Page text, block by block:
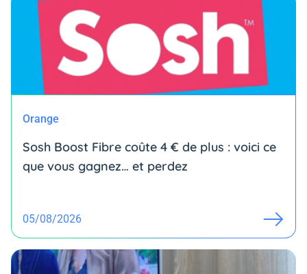
Orange
Sosh Boost Fibre coûte 4 € de plus : voici ce
que vous gagnez… et perdez
05/08/2026